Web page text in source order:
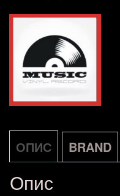
ОПИС BRAND
Опис